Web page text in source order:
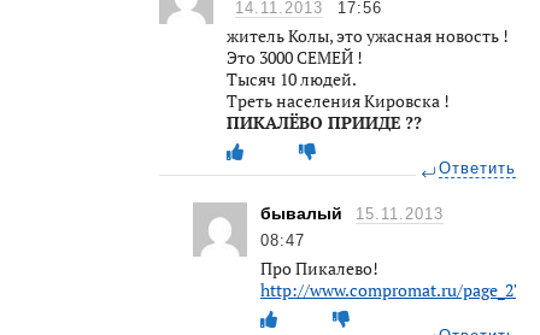
14.11.2013 17:56
житель Колы, это ужасная новость !
Это 3000 СЕМЕЙ !
Тысяч 10 людей.
Треть населения Кировска !
ПИКАЛЁВО ПРИИДЕ ??
Ответить
бывалый
15.11.2013
08:47
Про Пикалево!
http://www.compromat.ru/